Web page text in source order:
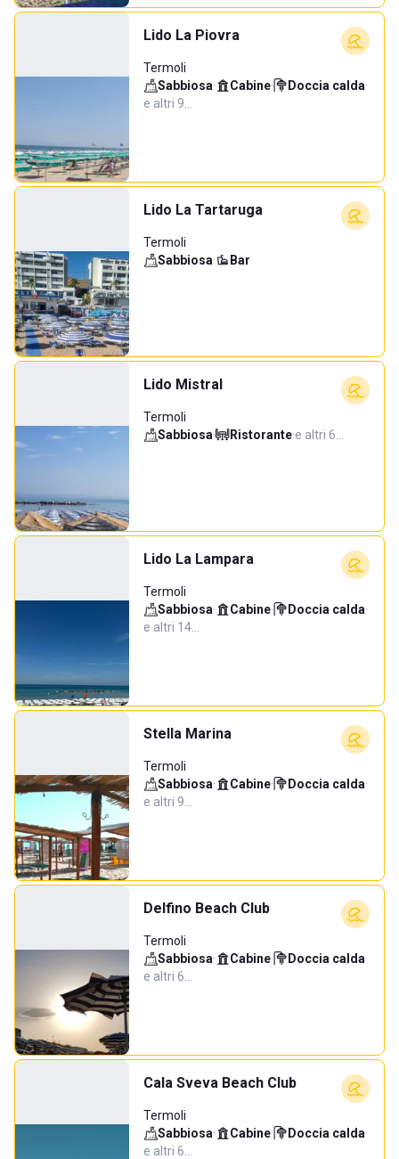
Lido La Piovra
Termoli
Sabbiosa· Cabine· Doccia calda·
e altri 9…
Lido La Tartaruga
Termoli
Sabbiosa· Bar
Lido Mistral
Termoli
Sabbiosa· Ristorante·e altri 6…
Lido La Lampara
Termoli
Sabbiosa· Cabine· Doccia calda·
e altri 14…
Stella Marina
Termoli
Sabbiosa· Cabine· Doccia calda·
e altri 9…
Delfino Beach Club
Termoli
Sabbiosa· Cabine· Doccia calda·
e altri 6…
Cala Sveva Beach Club
Termoli
Sabbiosa· Cabine· Doccia calda·
e altri 6…